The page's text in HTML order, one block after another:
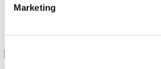
Marketing
Corps
Performance